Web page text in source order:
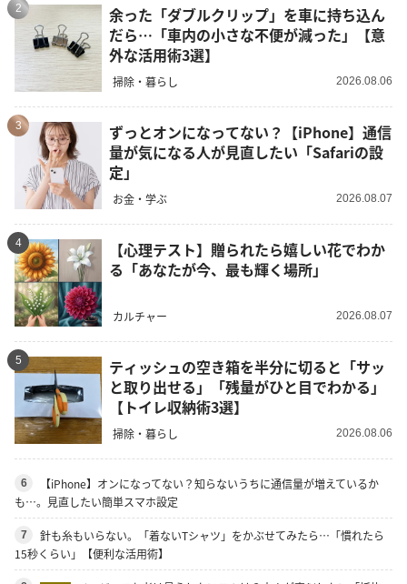
2
余った「ダブルクリップ」を車に持ち込ん
だら…「車内の小さな不便が減った」【意
外な活用術3選】
掃除・暮らし 2026.08.06
3
ずっとオンになってない？【iPhone】通信
量が気になる人が見直したい「Safariの設
定」
お金・学ぶ 2026.08.07
4
【心理テスト】贈られたら嬉しい花でわか
る「あなたが今、最も輝く場所」
カルチャー 2026.08.07
5
ティッシュの空き箱を半分に切ると「サッ
と取り出せる」「残量がひと目でわかる」
【トイレ収納術3選】
掃除・暮らし 2026.08.06
6
【iPhone】オンになってない？知らないうちに通信量が増えているか
も…。見直したい簡単スマホ設定
7
針も糸もいらない。「着ないTシャツ」をかぶせてみたら…「慣れたら
15秒くらい」【便利な活用術】